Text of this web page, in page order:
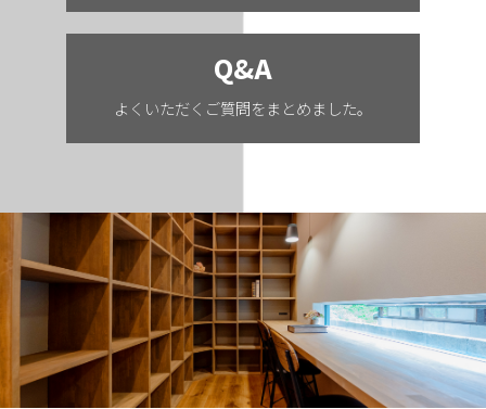
Q&A
よくいただくご質問をまとめました。